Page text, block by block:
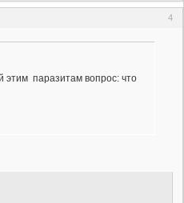
4
этим паразитам вопрос: что